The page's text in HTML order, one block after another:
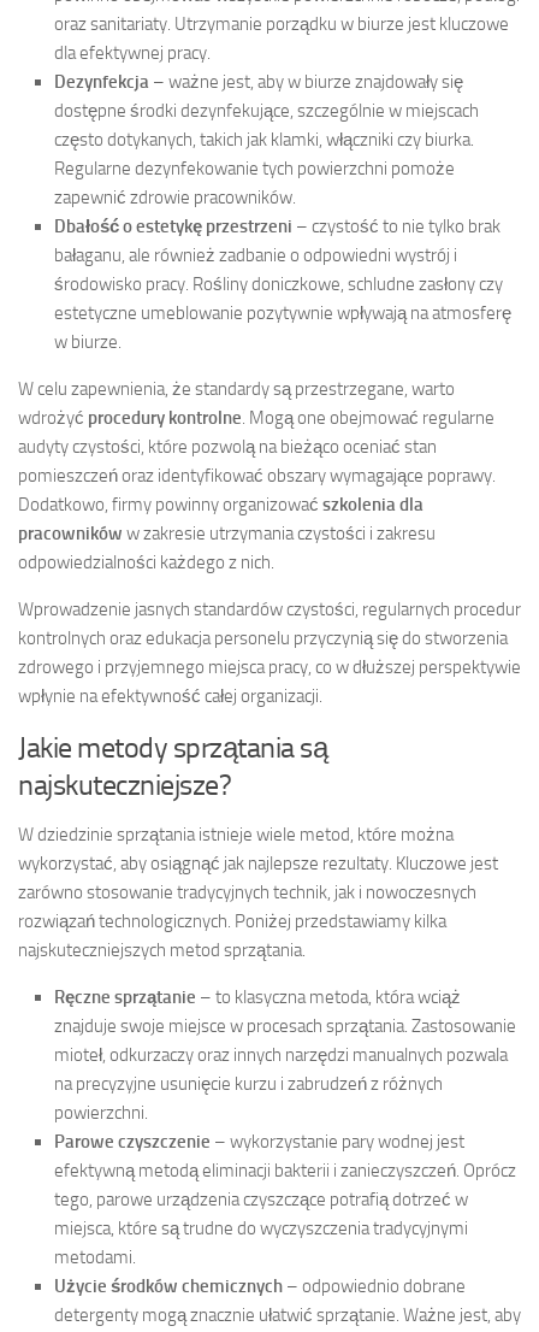
oraz sanitariaty. Utrzymanie porządku w biurze jest kluczowe
dla efektywnej pracy.
Dezynfekcja – ważne jest, aby w biurze znajdowały się
dostępne środki dezynfekujące, szczególnie w miejscach
często dotykanych, takich jak klamki, włączniki czy biurka.
Regularne dezynfekowanie tych powierzchni pomoże
zapewnić zdrowie pracowników.
Dbałość o estetykę przestrzeni – czystość to nie tylko brak
bałaganu, ale również zadbanie o odpowiedni wystrój i
środowisko pracy. Rośliny doniczkowe, schludne zasłony czy
estetyczne umeblowanie pozytywnie wpływają na atmosferę
w biurze.
W celu zapewnienia, że standardy są przestrzegane, warto
wdrożyć procedury kontrolne. Mogą one obejmować regularne
audyty czystości, które pozwolą na bieżąco oceniać stan
pomieszczeń oraz identyfikować obszary wymagające poprawy.
Dodatkowo, firmy powinny organizować szkolenia dla
pracowników w zakresie utrzymania czystości i zakresu
odpowiedzialności każdego z nich.
Wprowadzenie jasnych standardów czystości, regularnych procedur
kontrolnych oraz edukacja personelu przyczynią się do stworzenia
zdrowego i przyjemnego miejsca pracy, co w dłuższej perspektywie
wpłynie na efektywność całej organizacji.
Jakie metody sprzątania są
najskuteczniejsze?
W dziedzinie sprzątania istnieje wiele metod, które można
wykorzystać, aby osiągnąć jak najlepsze rezultaty. Kluczowe jest
zarówno stosowanie tradycyjnych technik, jak i nowoczesnych
rozwiązań technologicznych. Poniżej przedstawiamy kilka
najskuteczniejszych metod sprzątania.
Ręczne sprzątanie – to klasyczna metoda, która wciąż
znajduje swoje miejsce w procesach sprzątania. Zastosowanie
mioteł, odkurzaczy oraz innych narzędzi manualnych pozwala
na precyzyjne usunięcie kurzu i zabrudzeń z różnych
powierzchni.
Parowe czyszczenie – wykorzystanie pary wodnej jest
efektywną metodą eliminacji bakterii i zanieczyszczeń. Oprócz
tego, parowe urządzenia czyszczące potrafią dotrzeć w
miejsca, które są trudne do wyczyszczenia tradycyjnymi
metodami.
Użycie środków chemicznych – odpowiednio dobrane
detergenty mogą znacznie ułatwić sprzątanie. Ważne jest, aby